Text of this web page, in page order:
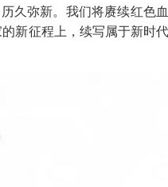
久弥新。我们将赓续红色血
新征程上，续写属于新时代